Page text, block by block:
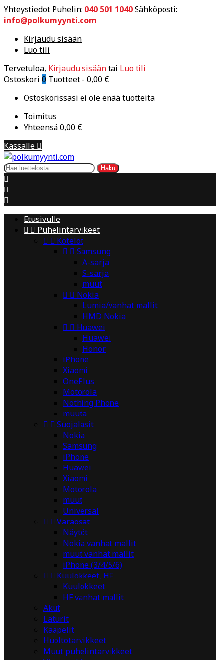
Yhteystiedot Puhelin: 040 501 1040Sähköposti:
info@polkumyynti.com
Kirjaudu sisään
Luo tili
Tervetuloa, Kirjaudu sisääntai Luo tili
Ostoskori 0 Tuotteet - 0,00 €
Ostoskorissasi ei ole enää tuotteita
Toimitus
Yhteensä0,00 €
Kassalle 
Haku



Etusivulle
  Puhelintarvikeet
  Kotelot
  Samsung
A-sarja
S-sarja
muut
  Nokia
Lumia/vanhat mallit
HMD Nokia
  Huawei
Huawei
Honor
iPhone
Xiaomi
OnePlus
Motorola
Nothing Phone
muuta
  Suojalasit
Nokia
Samsung
iPhone
Huawei
Xiaomi
Motorola
muut
Universal
  Varaosat
Näytöt
Nokia vanhat mallit
muut vanhat mallit
iPhone (3/4/5/6)
  Kuulokkeet, HF
Kuulokkeet
HF vanhat mallit
Akut
Laturit
Kaapelit
Huoltotarvikkeet
Muut puhelintarvikkeet